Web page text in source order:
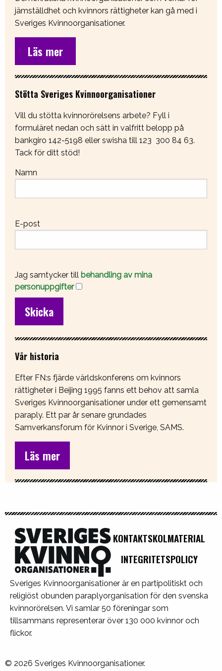
jämställdhet och kvinnors rättigheter kan gå med i
Sveriges Kvinnoorganisationer.
Läs mer
Stötta Sveriges Kvinnoorganisationer
Vill du stötta kvinnorörelsens arbete? Fyll i
formuläret nedan och sätt in valfritt belopp på
bankgiro 142-5198 eller swisha till 123 300 84 63.
Tack för ditt stöd!
Namn
E-post
Jag samtycker till behandling av mina
personuppgifter
Vår historia
Efter FN:s fjärde världskonferens om kvinnors
rättigheter i Beijing 1995 fanns ett behov att samla
Sveriges Kvinnoorganisationer under ett gemensamt
paraply. Ett par år senare grundades
Samverkansforum för Kvinnor i Sverige, SAMS.
Läs mer
Sveriges Kvinnoorganisationer är en partipolitiskt och
religiöst obunden paraplyorganisation för den svenska
kvinnorörelsen. Vi samlar 50 föreningar som
tillsammans representerar över 130 000 kvinnor och
flickor.
KONTAKTSKOLMATERIAL
INTEGRITETSPOLICY
© 2026 Sveriges Kvinnoorganisationer.